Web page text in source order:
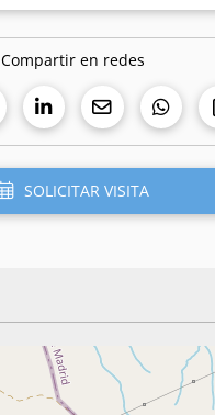
Compartir en redes
SOLICITAR VISITA